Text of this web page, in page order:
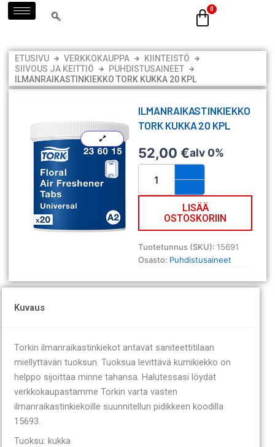
Siirry
sisältöön
ETUSIVU VERKKOKAUPPA
KIINTEISTÖ
SIIVOUS JA KEITTIÖ
PUHDISTUSAINEET
ILMANRAIKASTINKIEKKO TORK KUKKA 20 KPL
ILMANRAIKASTINKIEKKO
TORK KUKKA 20 KPL
52,00€alv 0%
Ilmanraikastinkiekko
Tork
kukka
määrä
LISÄÄ
OSTOSKORIIN
Tuotetunnus (SKU):15691
Osasto: Puhdistusaineet
Kuvaus
Torkin ilmanraikastinkiekot antavat saniteettitilaan
miellyttävän tuoksun. Tuoksua levittävä kumikiekko on
helppo sijoittaa minne tahansa. Halutessasi löydät
verkkokaupastamme Torkin varta vasten
ilmanraikastinkiekoille suunnitellun pidikkeen koodilla
15693.
Tuoksu: kukka